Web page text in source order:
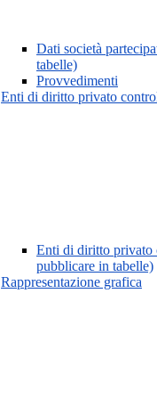
Dati società
tabelle)
Provvedimenti
Enti di diritto privato
Enti di diritto privato
pubblicare in tabelle)
Rappresentazione grafica